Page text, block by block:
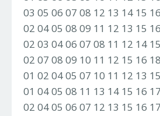
03 05 06 07 08 12 13 14 15
02 04 05 08 09 11 12 13 15
02 03 04 06 07 08 11 12 14
02 07 08 09 10 11 12 15 16
01 02 04 05 07 10 11 12 13
01 04 05 08 11 13 14 15 16
02 04 05 06 07 12 13 15 16